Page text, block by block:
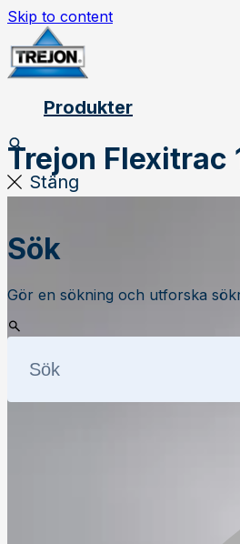
Skip to content
Produkter
Stäng
Sök
Gör en sökning och utforska
Trejon Flexitrac